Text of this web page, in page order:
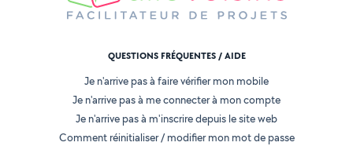
QUESTIONS FRÉQUENTES / AIDE
Je n'arrive pas à faire vérifier mon mobile
Je n'arrive pas à me connecter à mon compte
Je n'arrive pas à m'inscrire depuis le site web
Comment réinitialiser / modifier mon mot de passe